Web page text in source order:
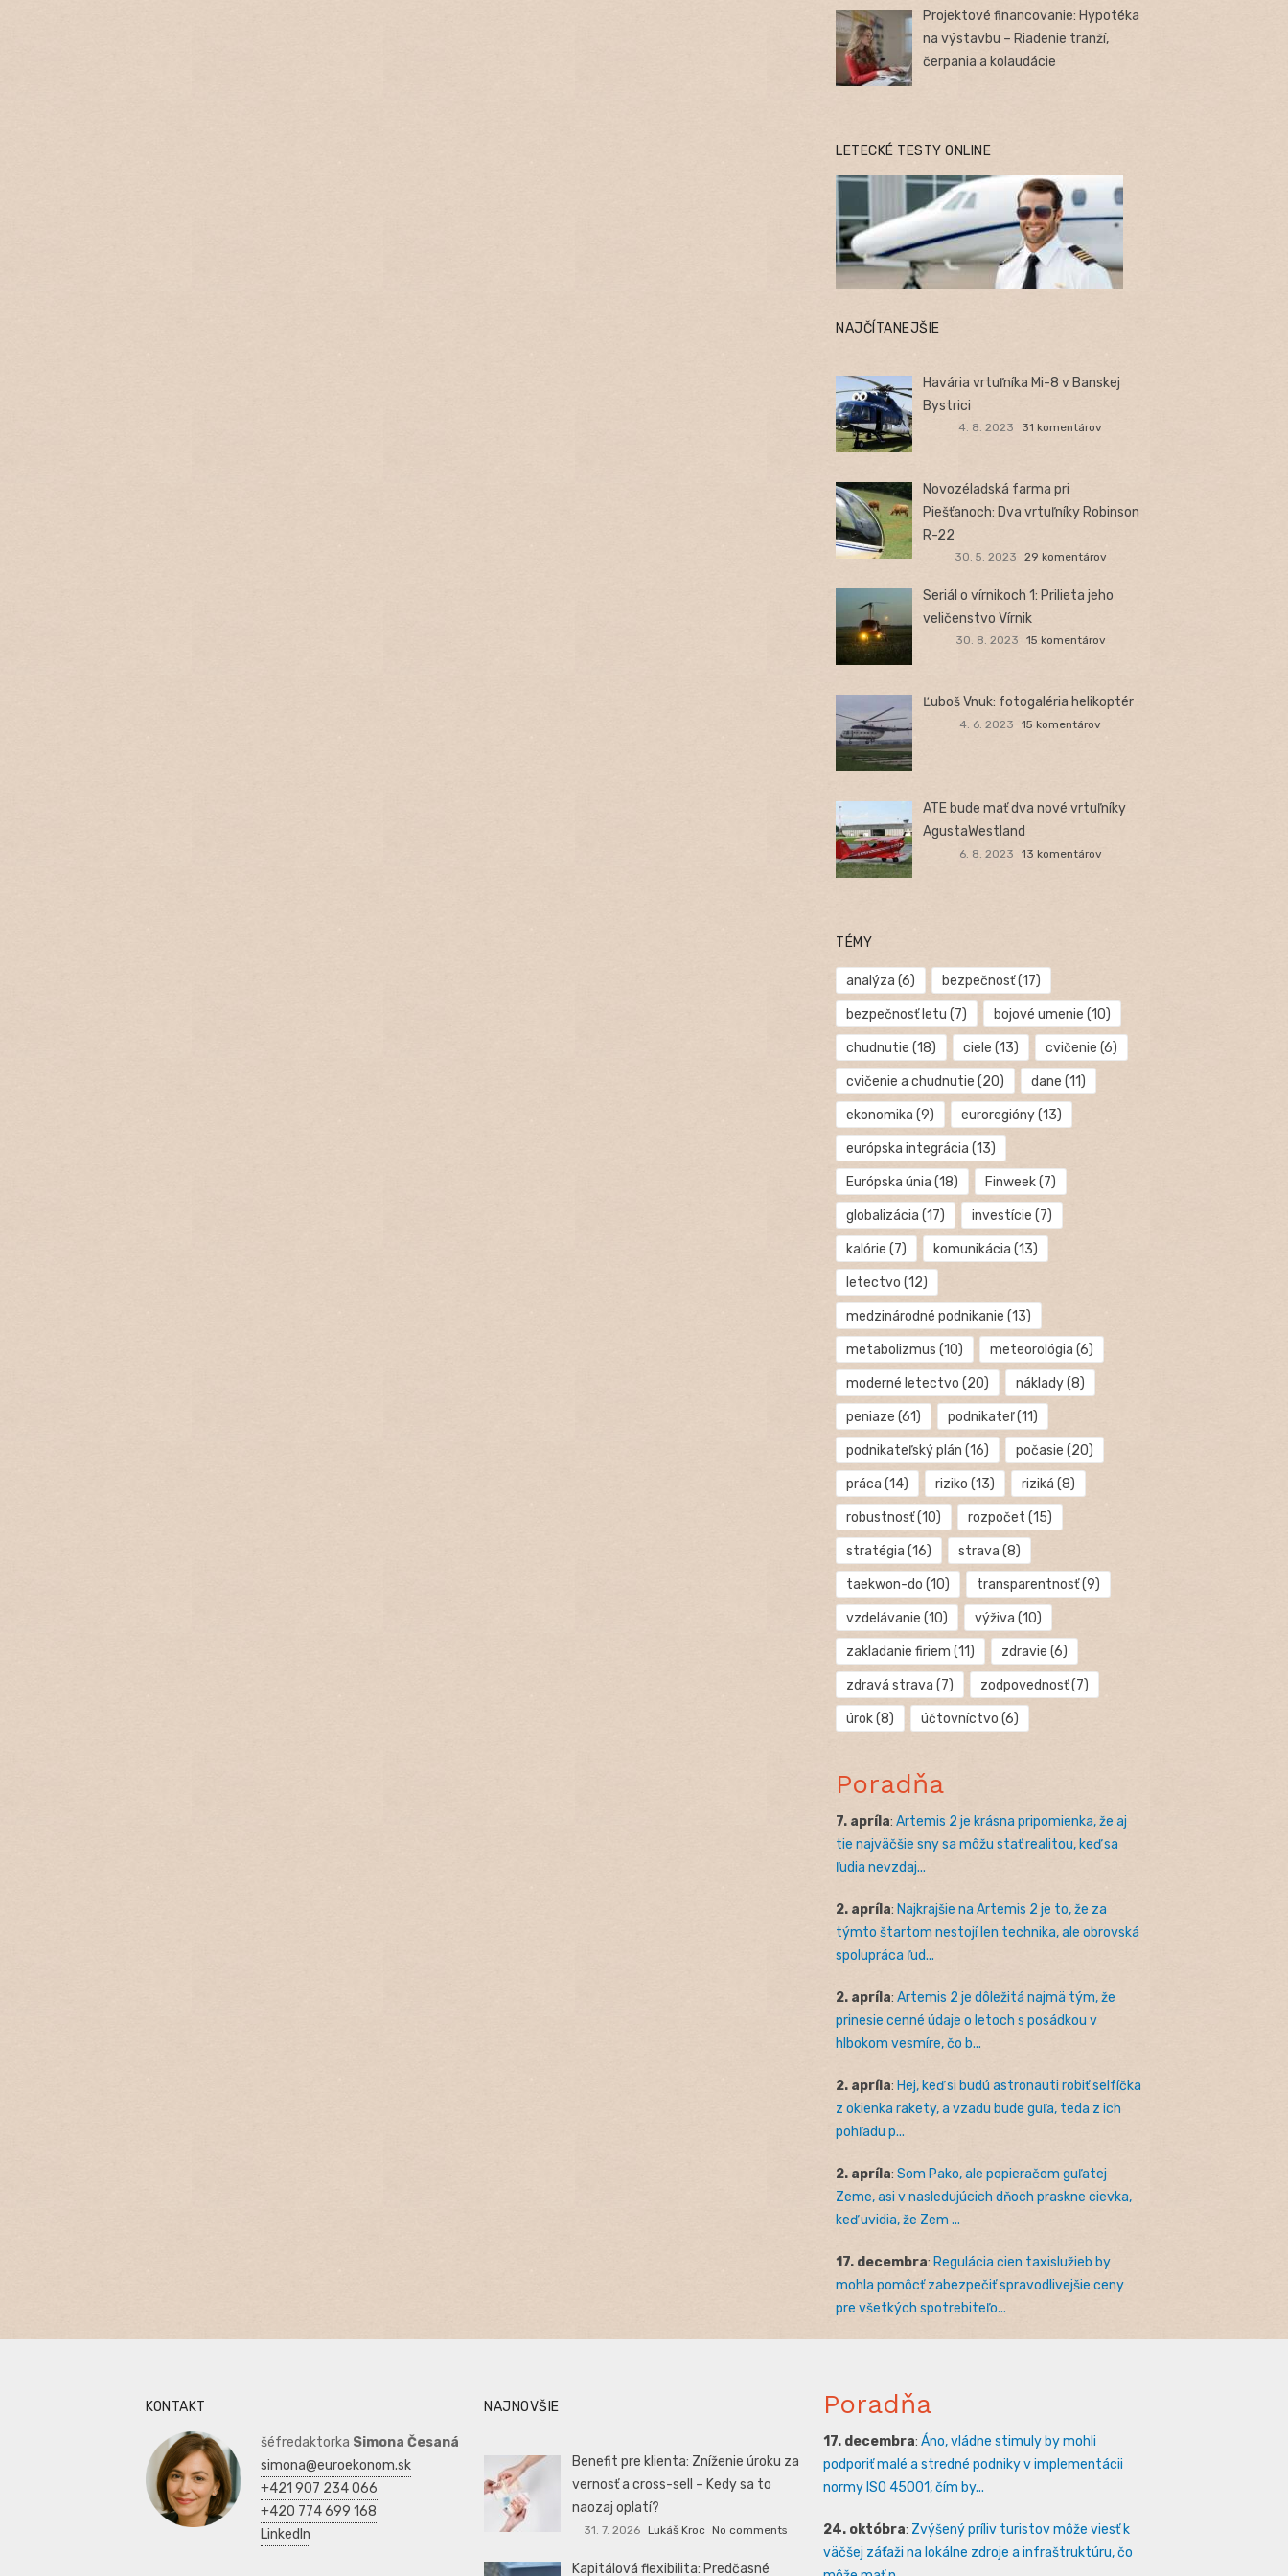
Projektové financovanie: Hypotéka
na výstavbu – Riadenie tranží,
čerpania a kolaudácie
LETECKÉ TESTY ONLINE
NAJČÍTANEJŠIE
Havária vrtuľníka Mi-8 v Banskej
Bystrici
4. 8. 2023 31 komentárov
Novozéladská farma pri
Piešťanoch: Dva vrtuľníky Robinson
R-22
30. 5. 2023 29 komentárov
Seriál o vírnikoch 1: Prilieta jeho
veličenstvo Vírnik
30. 8. 2023 15 komentárov
Ľuboš Vnuk: fotogaléria helikoptér
4. 6. 2023 15 komentárov
ATE bude mať dva nové vrtuľníky
AgustaWestland
6. 8. 2023 13 komentárov
TÉMY
analýza (6) bezpečnosť(17)
bezpečnosť letu (7) bojové umenie (10)
chudnutie (18) ciele (13) cvičenie (6)
cvičenie a chudnutie (20) dane (11)
ekonomika (9) euroregióny(13)
európska integrácia (13)
Európska únia (18) Finweek(7)
globalizácia (17) investície (7)
kalórie (7) komunikácia (13)
letectvo (12)
medzinárodné podnikanie (13)
metabolizmus (10) meteorológia (6)
moderné letectvo (20) náklady(8)
peniaze (61) podnikateľ(11)
podnikateľský plán (16) počasie (20)
práca (14) riziko (13) riziká (8)
robustnosť(10) rozpočet (15)
stratégia (16) strava (8)
taekwon-do (10) transparentnosť(9)
vzdelávanie (10) výživa (10)
zakladanie firiem (11) zdravie (6)
zdravá strava (7) zodpovednosť(7)
úrok(8) účtovníctvo (6)
Poradňa
7. apríla: Artemis 2 je krásna pripomienka, že aj
tie najväčšie sny sa môžu stať realitou, keď sa
ľudia nevzdaj...
2. apríla: Najkrajšie na Artemis 2 je to, že za
týmto štartom nestojí len technika, ale obrovská
spolupráca ľud...
2. apríla: Artemis 2 je dôležitá najmä tým, že
prinesie cenné údaje o letoch s posádkou v
hlbokom vesmíre, čo b...
2. apríla: Hej, keď si budú astronauti robiť selfíčka
z okienka rakety, a vzadu bude guľa, teda z ich
pohľadu p...
2. apríla: Som Pako, ale popieračom guľatej
Zeme, asi v nasledujúcich dňoch praskne cievka,
keď uvidia, že Zem ...
17. decembra: Regulácia cien taxislužieb by
mohla pomôcť zabezpečiť spravodlivejšie ceny
pre všetkých spotrebiteľo...
KONTAKT
šéfredaktorka Simona Česaná
simona@euroekonom.sk
+421 907 234 066
+420 774 699 168
LinkedIn
NAJNOVŠIE
Benefit pre klienta: Zníženie úroku za
vernosť a cross-sell – Kedy sa to
naozaj oplatí?
31. 7. 2026 Lukáš Kroc No comments
Kapitálová flexibilita: Predčasné
Poradňa
17. decembra: Áno, vládne stimuly by mohli
podporiť malé a stredné podniky v implementácii
normy ISO 45001, čím by...
24. októbra: Zvýšený príliv turistov môže viesť k
väčšej záťaži na lokálne zdroje a infraštruktúru, čo